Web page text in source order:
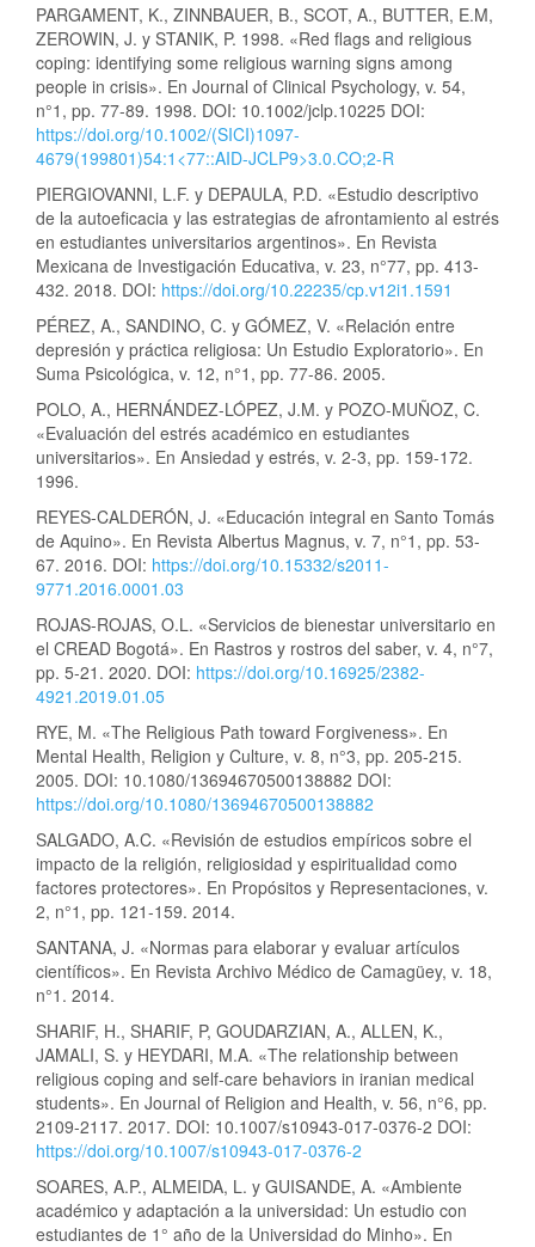
PARGAMENT, K., ZINNBAUER, B., SCOT, A., BUTTER, E.M,
ZEROWIN, J. y STANIK, P. 1998. «Red flags and religious
coping: identifying some religious warning signs among
people in crisis». En Journal of Clinical Psychology, v. 54,
n°1, pp. 77-89. 1998. DOI: 10.1002/jclp.10225 DOI:
https://doi.org/10.1002/(SICI)1097-
4679(199801)54:1<77::AID-JCLP9>3.0.CO;2-R
PIERGIOVANNI, L.F. y DEPAULA, P.D. «Estudio descriptivo
de la autoeficacia y las estrategias de afrontamiento al estrés
en estudiantes universitarios argentinos». En Revista
Mexicana de Investigación Educativa, v. 23, n°77, pp. 413-
432. 2018. DOI: https://doi.org/10.22235/cp.v12i1.1591
PÉREZ, A., SANDINO, C. y GÓMEZ, V. «Relación entre
depresión y práctica religiosa: Un Estudio Exploratorio». En
Suma Psicológica, v. 12, n°1, pp. 77-86. 2005.
POLO, A., HERNÁNDEZ-LÓPEZ, J.M. y POZO-MUÑOZ, C.
«Evaluación del estrés académico en estudiantes
universitarios». En Ansiedad y estrés, v. 2-3, pp. 159-172.
1996.
REYES-CALDERÓN, J. «Educación integral en Santo Tomás
de Aquino». En Revista Albertus Magnus, v. 7, n°1, pp. 53-
67. 2016. DOI: https://doi.org/10.15332/s2011-
9771.2016.0001.03
ROJAS-ROJAS, O.L. «Servicios de bienestar universitario en
el CREAD Bogotá». En Rastros y rostros del saber, v. 4, n°7,
pp. 5-21. 2020. DOI: https://doi.org/10.16925/2382-
4921.2019.01.05
RYE, M. «The Religious Path toward Forgiveness». En
Mental Health, Religion y Culture, v. 8, n°3, pp. 205-215.
2005. DOI: 10.1080/13694670500138882 DOI:
https://doi.org/10.1080/13694670500138882
SALGADO, A.C. «Revisión de estudios empíricos sobre el
impacto de la religión, religiosidad y espiritualidad como
factores protectores». En Propósitos y Representaciones, v.
2, n°1, pp. 121-159. 2014.
SANTANA, J. «Normas para elaborar y evaluar artículos
científicos». En Revista Archivo Médico de Camagüey, v. 18,
n°1. 2014.
SHARIF, H., SHARIF, P, GOUDARZIAN, A., ALLEN, K.,
JAMALI, S. y HEYDARI, M.A. «The relationship between
religious coping and self-care behaviors in iranian medical
students». En Journal of Religion and Health, v. 56, n°6, pp.
2109-2117. 2017. DOI: 10.1007/s10943-017-0376-2 DOI:
https://doi.org/10.1007/s10943-017-0376-2
SOARES, A.P., ALMEIDA, L. y GUISANDE, A. «Ambiente
académico y adaptación a la universidad: Un estudio con
estudiantes de 1° año de la Universidad do Minho». En